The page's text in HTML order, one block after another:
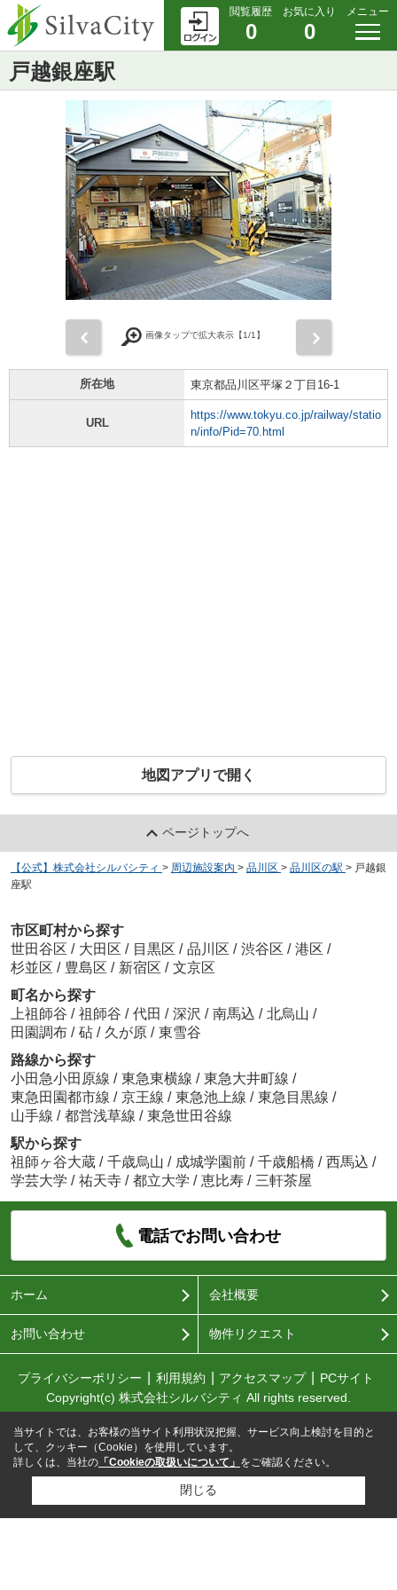
閲覧履歴
0
お気に入り
0
メニュー
戸越銀座駅
画像タップで拡大表示【1/1】
所在地 東京都品川区平塚２丁目16-1
URL
https://www.tokyu.co.jp/railway/statio
n/info/Pid=70.html
地図アプリで開く
ページトップへ
【公式】株式会社シルバシティ > 周辺施設案内 > 品川区 > 品川区の駅 > 戸越銀
座駅
市区町村から探す
世田谷区 / 大田区 / 目黒区 / 品川区 / 渋谷区 / 港区 /
杉並区 / 豊島区 / 新宿区 / 文京区
町名から探す
上祖師谷 / 祖師谷 / 代田 / 深沢 / 南馬込 / 北烏山 /
田園調布 / 砧 / 久が原 / 東雪谷
路線から探す
小田急小田原線 / 東急東横線 / 東急大井町線 /
東急田園都市線 / 京王線 / 東急池上線 / 東急目黒線 /
山手線 / 都営浅草線 / 東急世田谷線
駅から探す
祖師ヶ谷大蔵 / 千歳烏山 / 成城学園前 / 千歳船橋 / 西馬込 /
学芸大学 / 祐天寺 / 都立大学 / 恵比寿 / 三軒茶屋
電話でお問い合わせ
ホーム 会社概要
お問い合わせ 物件リクエスト
プライバシーポリシー 利用規約 アクセスマップ
PCサイト
Copyright(c) 株式会社シルバシティ All rights reserved.
当サイトでは、お客様の当サイト利用状況把握、サービス向上検討を目的と
して、クッキー（Cookie）を使用しています。
詳しくは、当社の 「Cookieの取扱いについて」 をご確認ください。
閉じる